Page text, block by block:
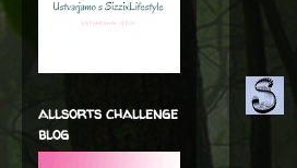
allsorts challenge
blog